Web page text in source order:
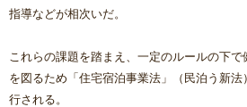
指導などが相次いだ。
これらの課題を踏まえ、一定のルールの下
を図るため「住宅宿泊事業法」（民泊う新
行される。